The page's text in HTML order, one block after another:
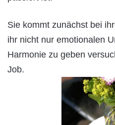
Sie kommt zunächst bei
ihr nicht nur emotionalen
Harmonie zu geben
Job.